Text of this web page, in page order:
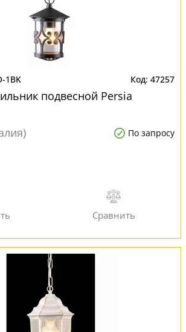
1BK 47257
подвесной Persia
По запросу